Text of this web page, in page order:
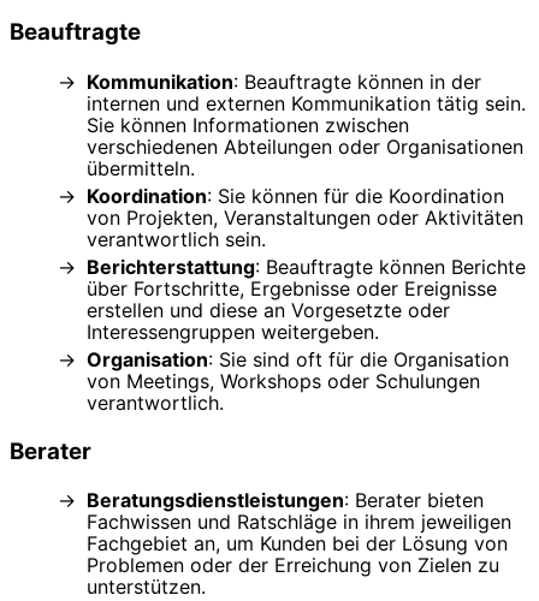
Beauftragte
Kommunikation: Beauftragte können in der
internen und externen Kommunikation tätig sein.
Sie können Informationen zwischen
verschiedenen Abteilungen oder Organisationen
übermitteln.
Koordination: Sie können für die Koordination
von Projekten, Veranstaltungen oder Aktivitäten
verantwortlich sein.
Berichterstattung: Beauftragte können Berichte
über Fortschritte, Ergebnisse oder Ereignisse
erstellen und diese an Vorgesetzte oder
Interessengruppen weitergeben.
Organisation: Sie sind oft für die Organisation
von Meetings, Workshops oder Schulungen
verantwortlich.
Berater
Beratungsdienstleistungen: Berater bieten
Fachwissen und Ratschläge in ihrem jeweiligen
Fachgebiet an, um Kunden bei der Lösung von
Problemen oder der Erreichung von Zielen zu
unterstützen.